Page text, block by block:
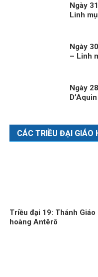
Ngày
Linh
Ngày
– Linh
Ngày
CÁC TRIỀU ĐẠI GIÁO
Triều đại 19: Thánh Giáo
hoàng Antêrô